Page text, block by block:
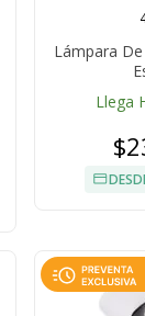
Lámpara
Llega